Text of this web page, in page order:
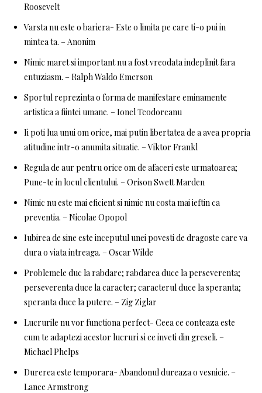
Roosevelt
Varsta nu este o bariera- Este o limita pe care ti-o pui in
mintea ta. – Anonim
Nimic maret si important nu a fost vreodata indeplinit fara
entuziasm. – Ralph Waldo Emerson
Sportul reprezinta o forma de manifestare eminamente
artistica a fiintei umane. – Ionel Teodoreanu
Ii poti lua unui om orice, mai putin libertatea de a avea propria
atitudine intr-o anumita situatie. – Viktor Frankl
Regula de aur pentru orice om de afaceri este urmatoarea;
Pune-te in locul clientului. – Orison Swett Marden
Nimic nu este mai eficient si nimic nu costa mai ieftin ca
preventia. – Nicolae Opopol
Iubirea de sine este inceputul unei povesti de dragoste care va
dura o viata intreaga. – Oscar Wilde
Problemele duc la rabdare; rabdarea duce la perseverenta;
perseverenta duce la caracter; caracterul duce la speranta;
speranta duce la putere. – Zig Ziglar
Lucrurile nu vor functiona perfect- Ceea ce conteaza este
cum te adaptezi acestor lucruri si ce inveti din greseli. –
Michael Phelps
Durerea este temporara- Abandonul dureaza o vesnicie. –
Lance Armstrong